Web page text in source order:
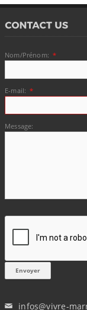
Nom/Prénom: *
E-mail: *
Message:
✉ infos@vivre-